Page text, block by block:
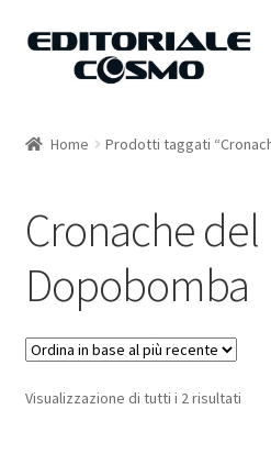
Vai
Vai
Carrello
Il mio account
Home Prodotti taggati
Cronache del
Dopobomba
Visualizzazione di tutti i 2 risultati